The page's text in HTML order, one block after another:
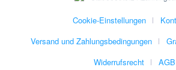
Cookie-Einstellungen
Versand und Zahlungsbedingungen
Widerrufsrecht
AGB